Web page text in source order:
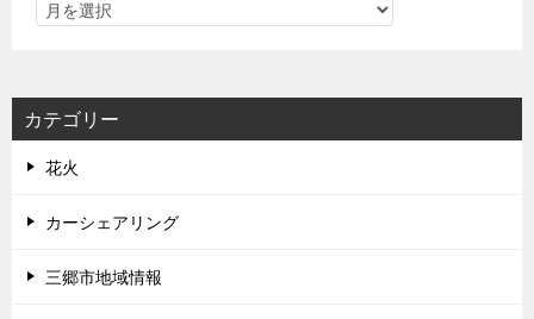
カテゴリー
花火
カーシェアリング
三郷市地域情報